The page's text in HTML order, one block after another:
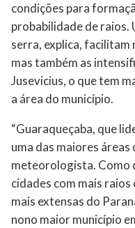
condições para
probabilidade de raios.
serra, explica, facilitam
mas também as
Jusevicius, o que tem
a área do município.
“Guaraqueçaba, que
uma das maiores
meteorologista. Como
cidades com mais
mais extensas do
nono maior município